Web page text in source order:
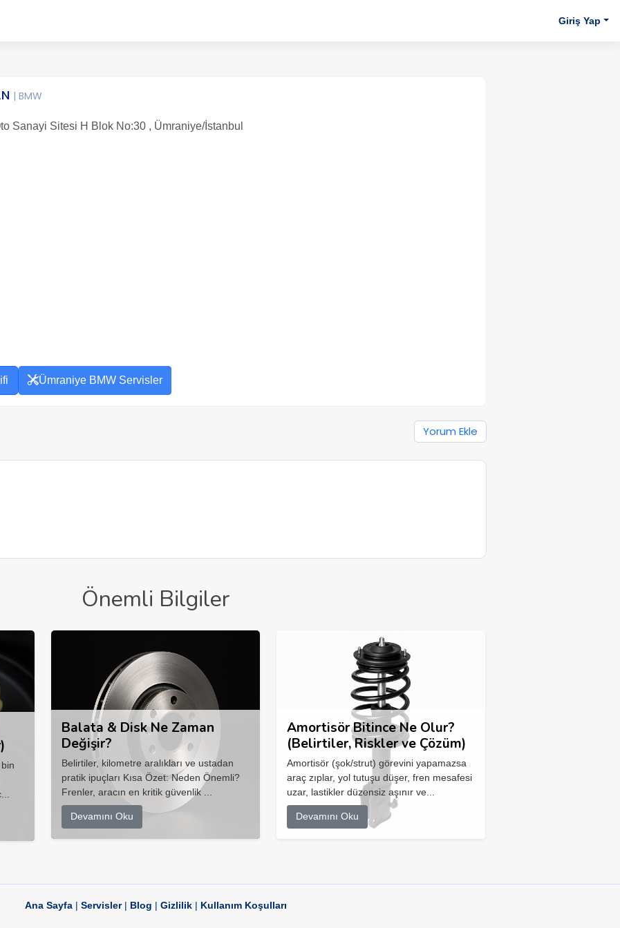
Giriş Yap
| BMW
Sanayi Sitesi H Blok No:30 , Ümraniye/İstanbul
Ümraniye BMW Servisler
Yorum Ekle
Önemli Bilgiler
Balata & Disk Ne Zaman
Değişir?
Belirtiler, kilometre aralıkları ve ustadan
pratik ipuçları Kısa Özet: Neden Önemli?
Frenler, aracın en kritik güvenlik ...
Devamını Oku
Amortisör Bitince Ne Olur?
(Belirtiler, Riskler ve Çözüm)
Amortisör (şok/strut) görevini yapamazsa
araç zıplar, yol tutuşu düşer, fren mesafesi
uzar, lastikler düzensiz aşınır ve...
Devamını Oku
Ana Sayfa| Servisler| Blog | Gizlilik| Kullanım Koşulları